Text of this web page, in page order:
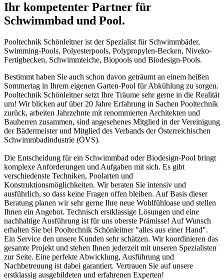
Ihr kompetenter Partner für
Schwimmbad und Pool.
Pooltechnik Schönleitner ist der Spezialist für Schwimmbäder,
Swimming-Pools, Polyesterpools, Polypropylen-Becken, Niveko-
Fertigbecken, Schwimmteiche, Biopools und Biodesign-Pools.
Bestimmt haben Sie auch schon davon geträumt an einem heißen
Sommertag in Ihrem eigenen Garten-Pool für Abkühlung zu sorgen.
Pooltechnik Schönleitner setzt Ihre Träume sehr gerne in die Realität
um! Wir blicken auf über 20 Jahre Erfahrung in Sachen Pooltechnik
zurück, arbeiten Jahrzehnte mit renommierten Architekten und
Bauherren zusammen, sind angesehenes Mitglied in der Vereinigung
der Bädermeister und Mitglied des Verbands der Österreichischen
Schwimmbadindustrie (ÖVS).
Die Entscheidung für ein Schwimmbad oder Biodesign-Pool bringt
komplexe Anforderungen und Aufgaben mit sich. Es gibt
verschiedenste Techniken, Poolarten und
Konstruktionsmöglichkeiten. Wir beraten Sie intensiv und
ausführlich, so dass keine Fragen offen bleiben. Auf Basis dieser
Beratung planen wir sehr gerne Ihre neue Wohlfühloase und stellen
Ihnen ein Angebot. Technisch erstklassige Lösungen und eine
nachhaltige Ausführung ist für uns oberste Prämisse! Auf Wunsch
erhalten Sie bei Pooltechnik Schönleitner "alles aus einer Hand".
Ein Service den unsere Kunden sehr schätzen. Wir koordinieren das
gesamte Projekt und stehen Ihnen jederzeit mit unseren Spezialisten
zur Seite. Eine perfekte Abwicklung, Ausführung und
Nachbetreuung ist dabei garantiert. Vertrauen Sie auf unsere
erstklassig ausgebildeten und erfahrenen Experten!